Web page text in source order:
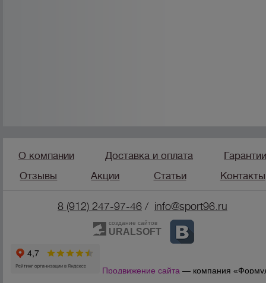
О компании Доставка и оплата
Отзывы
Акции Статьи Контакты
8 (912) 247-97-46 / info@sport96.ru
создание сайтов
URALSOFT
Продвижение сайта — компания